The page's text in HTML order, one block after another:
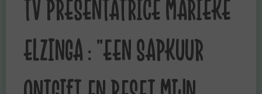
TV PRESENTATRICE MARIEKE
ELZINGA : “EEN SAPKUUR